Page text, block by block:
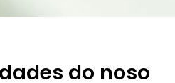
do noso